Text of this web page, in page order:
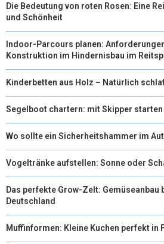
Die Bedeutung von roten Rosen: Eine
und Schönheit
Indoor-Parcours planen:
Konstruktion im Hindernisbau im
Kinderbetten aus Holz – Natürlich
Segelboot chartern: mit Skipper
Wo sollte ein Sicherheitshammer im
Vogeltränke aufstellen: Sonne oder
Das perfekte Grow-Zelt: Gemüseanbau
Deutschland
Muffinformen: Kleine Kuchen perfekt in